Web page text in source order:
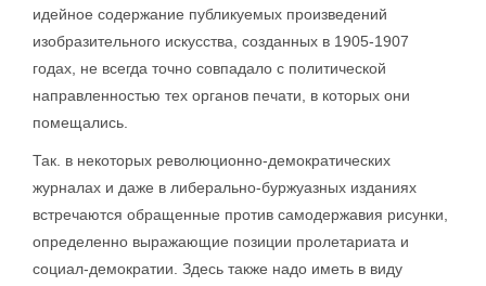
идейное содержание публикуемых произведений
изобразительного искусства, созданных в 1905-1907
годах, не всегда точно совпадало с политической
направленностью тех органов печати, в которых они
помещались.
Так. в некоторых революционно-демократических
журналах и даже в либерально-буржуазных изданиях
встречаются обращенные против самодержавия рисунки,
определенно выражающие позиции пролетариата и
социал-демократии. Здесь также надо иметь в виду